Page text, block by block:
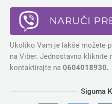
Ukoliko Vam je lakše možete
na Viber. Jednostavno kliknite
kontaktirajte na 0604018930.
Sigurna